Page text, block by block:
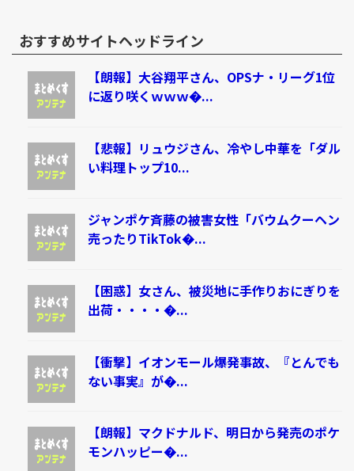
おすすめサイトヘッドライン
【朗報】大谷翔平さん、OPSナ・リーグ1位
に返り咲くｗｗｗ�...
【悲報】リュウジさん、冷やし中華を「ダル
い料理トップ10...
ジャンポケ斉藤の被害女性「バウムクーヘン
売ったりTikTok�...
【困惑】女さん、被災地に手作りおにぎりを
出荷・・・・�...
【衝撃】イオンモール爆発事故、『とんでも
ない事実』が�...
【朗報】マクドナルド、明日から発売のポケ
モンハッピー�...